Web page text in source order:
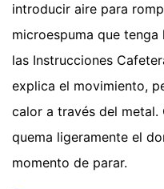
introducir aire para
microespuma que
las Instrucciones
explica el movimiento,
calor a través del metal.
quema ligeramente el
momento de parar.